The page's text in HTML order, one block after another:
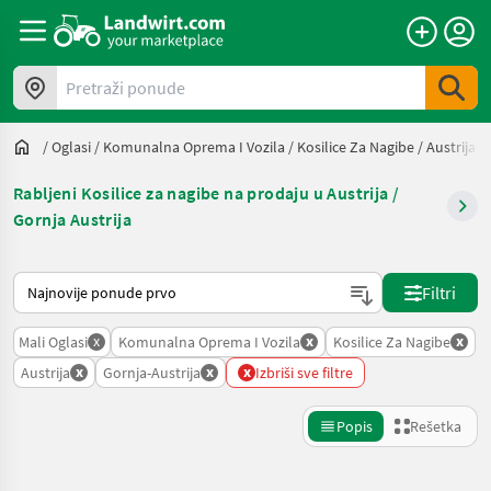
Pretraži ponude
/Oglasi / Komunalna Oprema I Vozila / Kosilice Za Nagibe /Austrija
Rabljeni Kosilice za nagibe na prodaju u Austrija /
Gornja Austrija
Tako se sortira na Landwirt.com
Filtri
Mali Oglasi x Komunalna Oprema I Vozila x Kosilice Za Nagibe x
Austrija x Gornja-Austrija x x Izbriši sve filtre
Popis Rešetka